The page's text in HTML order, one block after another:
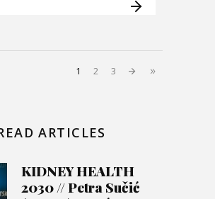
1 2 3
ARTICLES
KIDNEY HEALTH
2030 // Petra Sučić